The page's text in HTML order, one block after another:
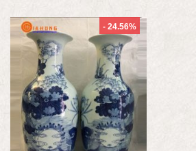
- 24.56%